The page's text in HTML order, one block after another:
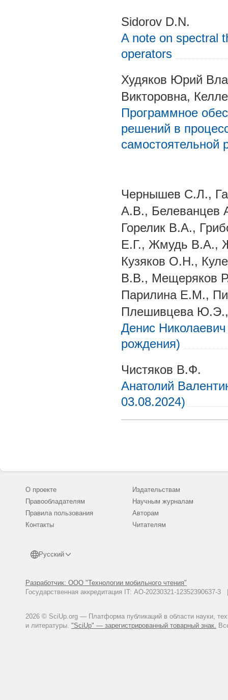
Sidorov D.N.
A note on spectral
operators
Худяков Юрий
Викторовна,
Программное
решений в
самостоятельной
Чернышев С.Л.,
А.В., Белеванцев
Горелик В.А.,
Е.Г., Жмудь В.А.,
Кузяков О.Н.,
В.В., Мещеряков
Парилина Е.М.,
Плешивцева
Денис
рождения)
Чистяков В.Ф.
Анатолий
03.08.2024)
О проекте
Правообладателям
Правила пользования
Контакты
Русский
Разработчик: ООО "Технологии мобильного чтения"
Государственная аккредитация IT: АО-20230321-
2026 © SciUp.org — Платформа публикаций в области науки,
и литературы. "SciUp" — зарегистрированный товарный знак.
Издательствам
Научным журналам
Авторам
Читателям